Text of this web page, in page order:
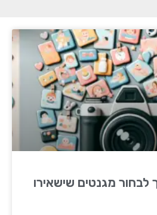
לבחור מגנטים שישאירו